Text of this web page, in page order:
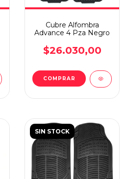
Cubre Alfombra
Advance 4 Pza Negro
$26.030,00
SIN STOCK